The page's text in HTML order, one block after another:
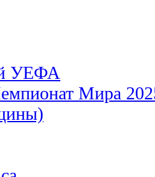
УЕФА
Мира